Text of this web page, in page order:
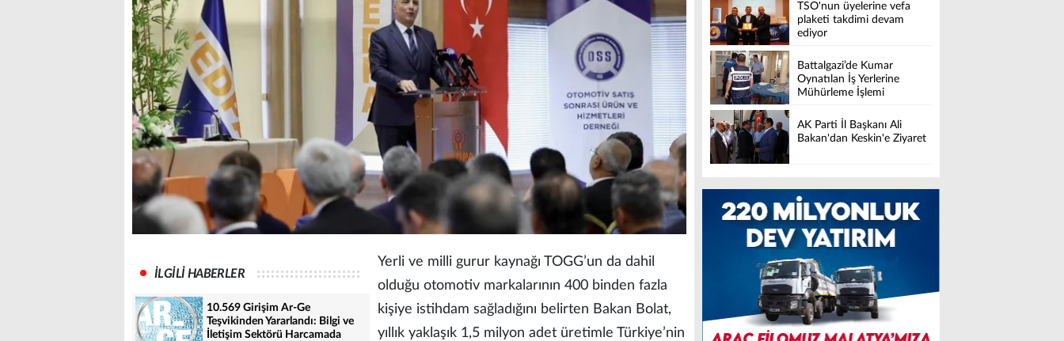
İLGİLİ HABERLER
10.569 Girişim Ar-Ge
Teşvikinden Yararlandı: Bilgi ve
İletişim Sektörü Harcamada
Yerli ve milli gurur kaynağı TOGG’un da dahil
olduğu otomotiv markalarının 400 binden fazla
kişiye istihdam sağladığını belirten Bakan Bolat,
yıllık yaklaşık 1,5 milyon adet üretimle Türkiye’nin
TSO'nun üyelerine vefa
plaketi takdimi devam
ediyor
Battalgazi’de Kumar
Oynatılan İş Yerlerine
Mühürleme İşlemi
AK Parti İl Başkanı Ali
Bakan'dan Keskin'e Ziyaret